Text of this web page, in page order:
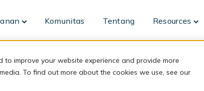
improve your website experience and provide more
To find out more about the cookies we use, see our
Toggle Komunitas Tentang Resources